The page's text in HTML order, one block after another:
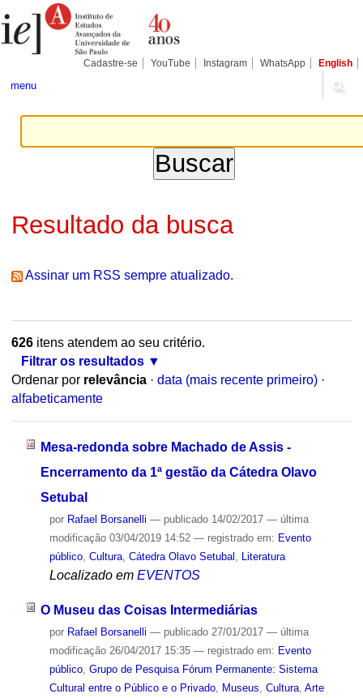
para
conteúdo.
Pessoais
Cadastre-se YouTube Instagram WhatsApp English
menu
Resultado da busca
Assinar um RSS sempre atualizado.
626itens atendem ao seu critério.
Filtrar os resultados
Ordenar por relevância · data (mais recente primeiro) ·
alfabeticamente
Mesa-redonda sobre Machado de Assis -
Encerramento da 1ª gestão da Cátedra Olavo
Setubal
por Rafael Borsanelli — publicado14/02/2017 — última
modificação03/04/2019 14:52 — registrado em: Evento
público, Cultura, Cátedra Olavo Setubal Literatura
Localizado em EVENTOS
O Museu das Coisas Intermediárias
por Rafael Borsanelli — publicado27/01/2017 — última
modificação26/04/2017 15:35 — registrado em: Evento
público, Grupo de Pesquisa Fórum Permanente: Sistema
Cultural entre o Público e o Privado, Museus Cultura, Arte